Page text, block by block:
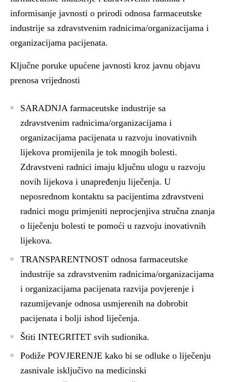
informisanje javnosti o prirodi odnosa farmaceutske
industrije sa zdravstvenim radnicima/organizacijama i
organizacijama pacijenata.
Ključne poruke upućene javnosti kroz javnu objavu
prenosa vrijednosti
SARADNJA farmaceutske industrije sa
zdravstvenim radnicima/organizacijama i
organizacijama pacijenata u razvoju inovativnih
lijekova promijenila je tok mnogih bolesti.
Zdravstveni radnici imaju ključnu ulogu u razvoju
novih lijekova i unapređenju liječenja. U
neposrednom kontaktu sa pacijentima zdravstveni
radnici mogu primjeniti neprocjenjiva stručna znanja
o liječenju bolesti te pomoći u razvoju inovativnih
lijekova.
TRANSPARENTNOST odnosa farmaceutske
industrije sa zdravstvenim radnicima/organizacijama
i organizacijama pacijenata razvija povjerenje i
razumijevanje odnosa usmjerenih na dobrobit
pacijenata i bolji ishod liječenja.
Štiti INTEGRITET svih sudionika.
Podiže POVJERENJE kako bi se odluke o liječenju
zasnivale isključivo na medicinski